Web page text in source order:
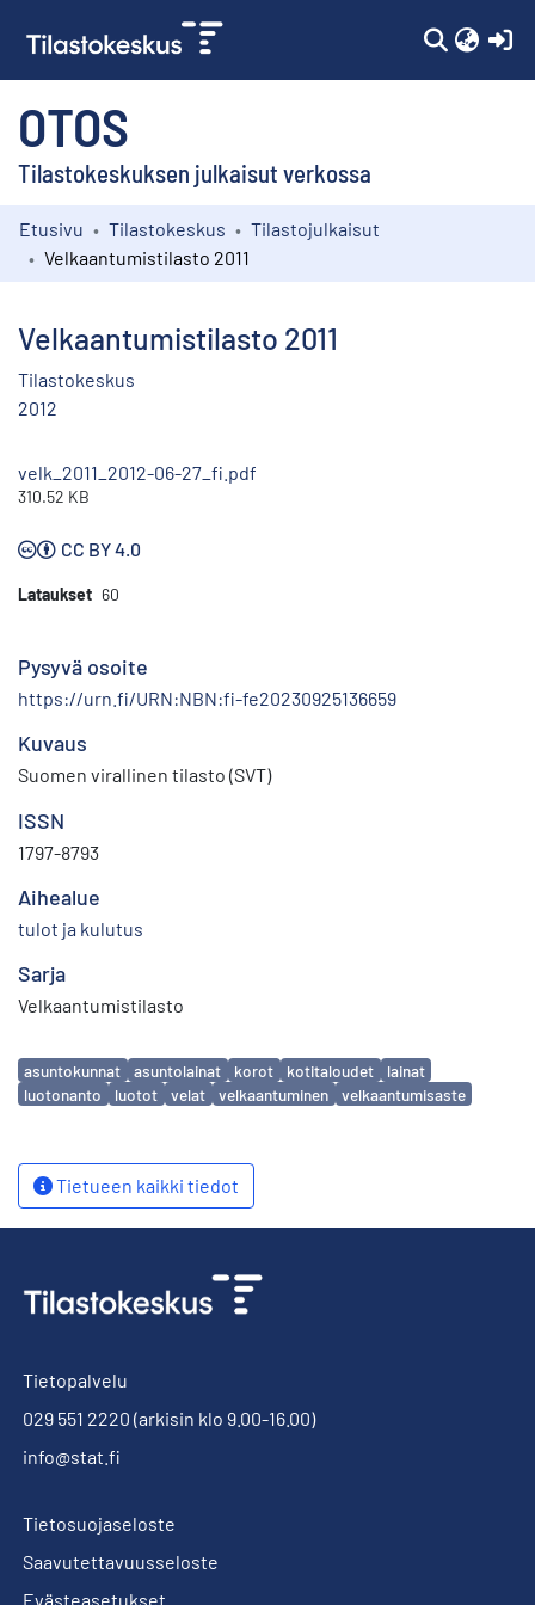
OTOS
Tilastokeskuksen julkaisut verkossa
Kokoelmat
Etusivu Tilastokeskus
Tilastojulkaisut
Velkaantumistilasto 2011
Velkaantumistilasto 2011
Tilastokeskus
2012
velk_2011_2012-06-27_fi.pdf
310.52 KB
CC BY 4.0
Lataukset 60
Pysyvä osoite
https://urn.fi/URN:NBN:fi-fe20230925136659
Kuvaus
Suomen virallinen tilasto (SVT)
ISSN
1797-8793
Aihealue
tulot ja kulutus
Sarja
Velkaantumistilasto
Avainsanat
asuntokunnat asuntolainat korot kotitaloudet
lainat
luotonanto
luotot velat velkaantuminen velkaantumisaste
Tietueen kaikki tiedot
Tietopalvelu
029 551 2220 (arkisin klo 9.00-16.00)
info@stat.fi
Tietosuojaseloste
Saavutettavuusseloste
Evästeasetukset